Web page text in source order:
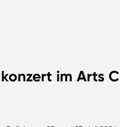
im Arts